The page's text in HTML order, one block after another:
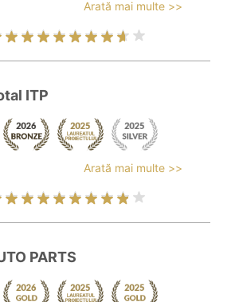
Arată mai multe >>
ITP
Arată mai multe >>
PARTS